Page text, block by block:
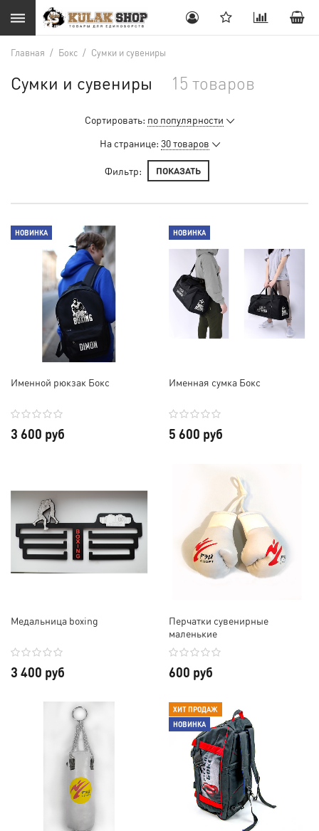
Главная / Бокс / Сумки и сувениры
Сумки и сувениры 15 товаров
Сортировать: по популярности
На странице: 30 товаров
Фильтр: ПОКАЗАТЬ
НОВИНКА
Именной рюкзак Бокс
3 600 руб
НОВИНКА
Именная сумка Бокс
5 600 руб
Медальница boxing
3 400 руб
Перчатки сувенирные
маленькие
600 руб
ХИТ ПРОДАЖ
НОВИНКА